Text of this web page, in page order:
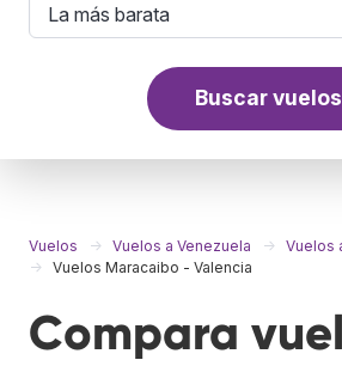
Buscar vuelos
Vuelos Vuelos a Venezuela
Vuelos
Vuelos Maracaibo - Valencia
Compara